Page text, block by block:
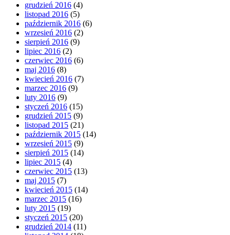
grudzień 2016 (4)
listopad 2016 (5)
październik 2016 (6)
wrzesień 2016 (2)
sierpień 2016 (9)
lipiec 2016 (2)
czerwiec 2016 (6)
maj 2016 (8)
kwiecień 2016 (7)
marzec 2016 (9)
luty 2016 (9)
styczeń 2016 (15)
grudzień 2015 (9)
listopad 2015 (21)
październik 2015 (14)
wrzesień 2015 (9)
sierpień 2015 (14)
lipiec 2015 (4)
czerwiec 2015 (13)
maj 2015 (7)
kwiecień 2015 (14)
marzec 2015 (16)
luty 2015 (19)
styczeń 2015 (20)
grudzień 2014 (11)